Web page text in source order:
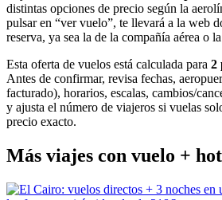
distintas opciones de precio según la
pulsar en “ver vuelo”, te llevará a la web
reserva, ya sea la de la compañía aérea o
Esta oferta de vuelos está calculada para 2
Antes de confirmar, revisa fechas,
facturado), horarios, escalas, cambios/
y ajusta el número de viajeros si vuelas
precio exacto.
Más viajes con vuelo +